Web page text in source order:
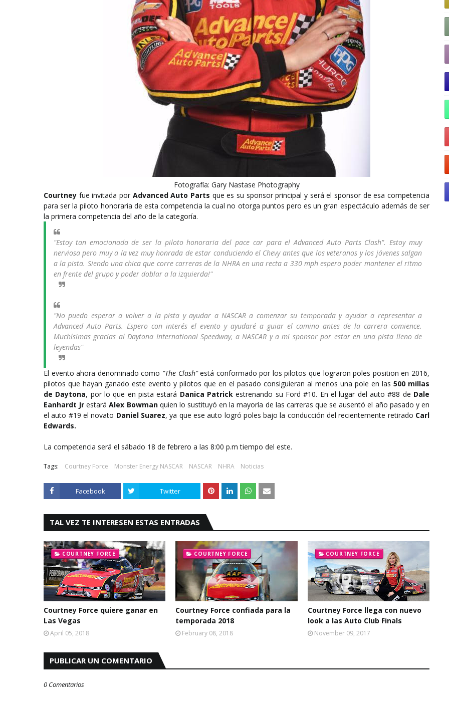
Fotografía: Gary Nastase Photography
Courtney fue invitada por Advanced Auto Parts que es su sponsor principal y será el sponsor de esa competencia
para ser la piloto honoraria de esta competencia la cual no otorga puntos pero es un gran espectáculo además de ser
la primera competencia del año de la categoría.
"Estoy tan emocionada de ser la piloto honoraria del pace car para el Advanced Auto Parts Clash". Estoy muy
nerviosa pero muy a la vez muy honrada de estar conduciendo el Chevy antes que los veteranos y los jóvenes salgan
a la pista. Siendo una chica que corre carreras de la NHRA en una recta a 330 mph espero poder mantener el ritmo
en frente del grupo y poder doblar a la izquierda!"
"No puedo esperar a volver a la pista y ayudar a NASCAR a comenzar su temporada y ayudar a representar a
Advanced Auto Parts. Espero con interés el evento y ayudaré a guiar el camino antes de la carrera comience.
Muchísimas gracias al Daytona International Speedway, a NASCAR y a mi sponsor por estar en una pista lleno de
leyendas"
El evento ahora denominado como "The Clash"está conformado por los pilotos que lograron poles position en 2016,
pilotos que hayan ganado este evento y pilotos que en el pasado consiguieran al menos una pole en las 500 millas
de Daytona, por lo que en pista estará Danica Patrick estrenando su Ford #10. En el lugar del auto #88 de Dale
Eanhardt Jr estará Alex Bowman quien lo sustituyó en la mayoría de las carreras que se ausentó el año pasado y en
el auto #19 el novato Daniel Suarez, ya que ese auto logró poles bajo la conducción del recientemente retirado Carl
Edwards.
La competencia será el sábado 18 de febrero a las 8:00 p.m tiempo del este.
Tags: Courtney Force Monster Energy NASCAR NASCAR NHRA Noticias
Facebook Twitter
TAL VEZ TE INTERESEN ESTAS ENTRADAS
COURTNEY FORCE
Courtney Force quiere ganar en
Las Vegas
April 05, 2018
COURTNEY FORCE
Courtney Force confiada para la
temporada 2018
February 08, 2018
COURTNEY FORCE
Courtney Force llega con nuevo
look a las Auto Club Finals
November 09, 2017
PUBLICAR UN COMENTARIO
0 Comentarios